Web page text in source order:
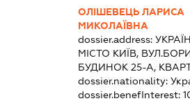
ОЛІШЕВЕЦЬ ЛАРИСА
МИКОЛАЇВНА
dossier.address:
МІСТО КИЇВ,
БУДИНОК 25-А,
dossier.nationality:
dossier.benefInterest: